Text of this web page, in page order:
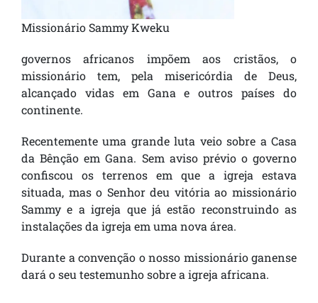
Missionário Sammy Kweku
governos africanos impõem aos cristãos, o
missionário tem, pela misericórdia de Deus,
alcançado vidas em Gana e outros países do
continente.
Recentemente uma grande luta veio sobre a Casa
da Bênção em Gana. Sem aviso prévio o governo
confiscou os terrenos em que a igreja estava
situada, mas o Senhor deu vitória ao missionário
Sammy e a igreja que já estão reconstruindo as
instalações da igreja em uma nova área.
Durante a convenção o nosso missionário ganense
dará o seu testemunho sobre a igreja africana.